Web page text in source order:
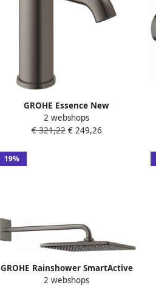
GROHE Essence New
Wastafelmengkraan S-size
eengreeps 1-gats 174mm hoogte
2 webshops
€ 321,22€ 249,26
19%
GROHE Rainshower SmartActive
Hoofddoucheset Mono vierkant
2 webshops